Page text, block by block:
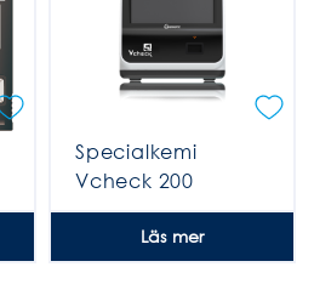
Specialkemi
Vcheck 200
Läs mer